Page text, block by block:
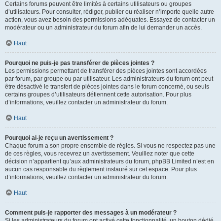
Certains forums peuvent être limités à certains utilisateurs ou groupes
d’utilisateurs. Pour consulter, rédiger, publier ou réaliser n’importe quelle autre
action, vous avez besoin des permissions adéquates. Essayez de contacter un
modérateur ou un administrateur du forum afin de lui demander un accès.
Haut
Pourquoi ne puis-je pas transférer de pièces jointes ?
Les permissions permettant de transférer des pièces jointes sont accordées
par forum, par groupe ou par utilisateur. Les administrateurs du forum ont peut-
être désactivé le transfert de pièces jointes dans le forum concerné, ou seuls
certains groupes d’utilisateurs détiennent cette autorisation. Pour plus
d’informations, veuillez contacter un administrateur du forum.
Haut
Pourquoi ai-je reçu un avertissement ?
Chaque forum a son propre ensemble de règles. Si vous ne respectez pas une
de ces règles, vous recevrez un avertissement. Veuillez noter que cette
décision n’appartient qu’aux administrateurs du forum, phpBB Limited n’est en
aucun cas responsable du règlement instauré sur cet espace. Pour plus
d’informations, veuillez contacter un administrateur du forum.
Haut
Comment puis-je rapporter des messages à un modérateur ?